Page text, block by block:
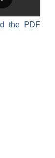
the PDF